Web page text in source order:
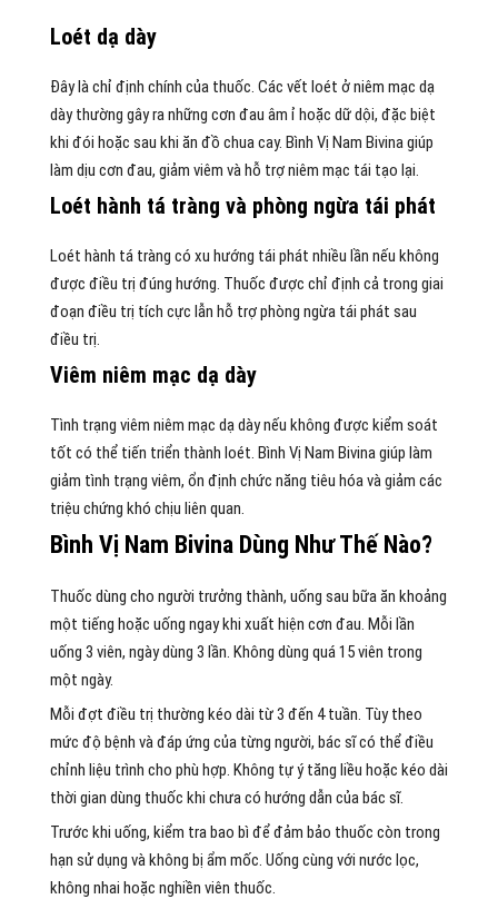
Loét dạ dày
Đây là chỉ định chính của thuốc. Các vết loét ở niêm mạc dạ
dày thường gây ra những cơn đau âm ỉ hoặc dữ dội, đặc biệt
khi đói hoặc sau khi ăn đồ chua cay. Bình Vị Nam Bivina giúp
làm dịu cơn đau, giảm viêm và hỗ trợ niêm mạc tái tạo lại.
Loét hành tá tràng và phòng ngừa tái phát
Loét hành tá tràng có xu hướng tái phát nhiều lần nếu không
được điều trị đúng hướng. Thuốc được chỉ định cả trong giai
đoạn điều trị tích cực lẫn hỗ trợ phòng ngừa tái phát sau
điều trị.
Viêm niêm mạc dạ dày
Tình trạng viêm niêm mạc dạ dày nếu không được kiểm soát
tốt có thể tiến triển thành loét. Bình Vị Nam Bivina giúp làm
giảm tình trạng viêm, ổn định chức năng tiêu hóa và giảm các
triệu chứng khó chịu liên quan.
Bình Vị Nam Bivina Dùng Như Thế Nào?
Thuốc dùng cho người trưởng thành, uống sau bữa ăn khoảng
một tiếng hoặc uống ngay khi xuất hiện cơn đau. Mỗi lần
uống 3 viên, ngày dùng 3 lần. Không dùng quá 15 viên trong
một ngày.
Mỗi đợt điều trị thường kéo dài từ 3 đến 4 tuần. Tùy theo
mức độ bệnh và đáp ứng của từng người, bác sĩ có thể điều
chỉnh liệu trình cho phù hợp. Không tự ý tăng liều hoặc kéo dài
thời gian dùng thuốc khi chưa có hướng dẫn của bác sĩ.
Trước khi uống, kiểm tra bao bì để đảm bảo thuốc còn trong
hạn sử dụng và không bị ẩm mốc. Uống cùng với nước lọc,
không nhai hoặc nghiền viên thuốc.